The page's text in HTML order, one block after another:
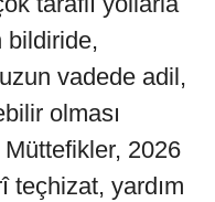
bildiride,
vadede adil,
olması
Müttefikler, 2026
teçhizat, yardım